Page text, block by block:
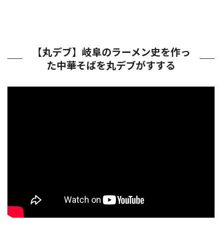
【丸デブ】岐阜のラーメン史を作っ
た中華そばを丸デブがすする